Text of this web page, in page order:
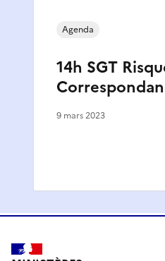
14h SGT
Agenda
9 mars 2023